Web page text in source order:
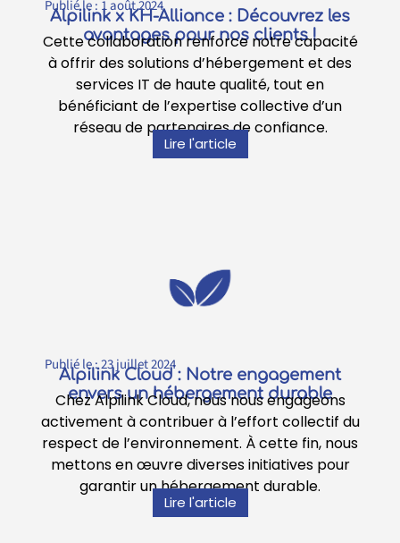
Publié le : 1 août 2024
Alpilink x KH-Alliance : Découvrez les
avantages pour nos clients !
Cette collaboration renforce notre capacité
à offrir des solutions d’hébergement et des
services IT de haute qualité, tout en
bénéficiant de l’expertise collective d’un
réseau de partenaires de confiance.
Lire l'article
Publié le :23 juillet 2024
Alpilink Cloud : Notre engagement
envers un hébergement durable
Chez Alpilink Cloud, nous nous engageons
activement à contribuer à l’effort collectif du
respect de l’environnement. À cette fin, nous
mettons en œuvre diverses initiatives pour
garantir un hébergement durable.
Lire l'article